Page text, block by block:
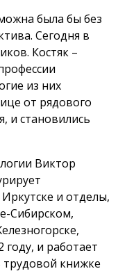
была бы без
Сегодня в
Костяк –
из них
от рядового
и становились
Виктор
и отделы,
Сибирском,
и работает
трудовой книжке